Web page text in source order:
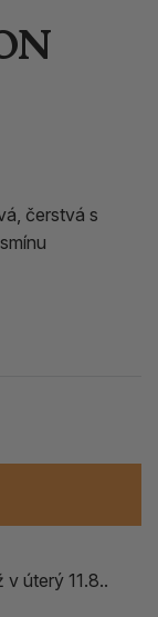
čerstvá s
úterý 11.8..